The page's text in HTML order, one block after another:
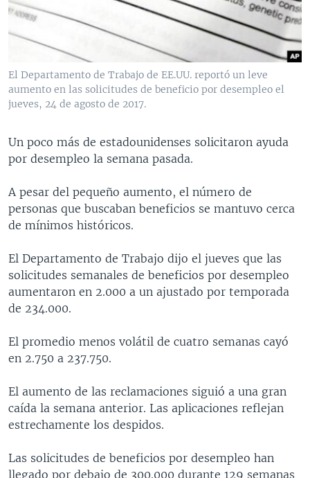
VENEZUELA
BRASIL
NICARAGUA
ECONOMÍA
ENTRETENIMIENTO Y CULTURA
TECNOLOGÍA
DEPORTES
CIENCIA Y SALUD
MULTIMEDIA
VIDEOS
FOTOGRAFÍA
AUDIOS
PROGRAMAS TV
EL MUNDO AL DÍA
FORO INTERAMERICANO
VISIÓN 360
LAS CLAVES
PANORAMA
AVANCE INFORMATIVO
AUDIONOTICIAS
BUENOS DÍAS AMÉRICA
ESTADOS UNIDOS AL DÍA
EL MUNDO AL DÍA [RADIO]
FORO [RADIO]
NOTA ECONÓMICA
ENTRETENIMIENTO
DIRECT
DOCUMENTALES DE LA VOA
Learning English
SÍGANOS
Idiomas
El Departamento de Trabajo de EE.UU. reportó un leve
aumento en las solicitudes de beneficio por desempleo el
jueves, 24 de agosto de 2017.
Un poco más de estadounidenses solicitaron ayuda
por desempleo la semana pasada.
A pesar del pequeño aumento, el número de
personas que buscaban beneficios se mantuvo cerca
de mínimos históricos.
El Departamento de Trabajo dijo el jueves que las
solicitudes semanales de beneficios por desempleo
aumentaron en 2.000 a un ajustado por temporada
de 234.000.
El promedio menos volátil de cuatro semanas cayó
en 2.750 a 237.750.
El aumento de las reclamaciones siguió a una gran
caída la semana anterior. Las aplicaciones reflejan
estrechamente los despidos.
Las solicitudes de beneficios por desempleo han
llegado por debajo de 300.000 durante 129 semanas